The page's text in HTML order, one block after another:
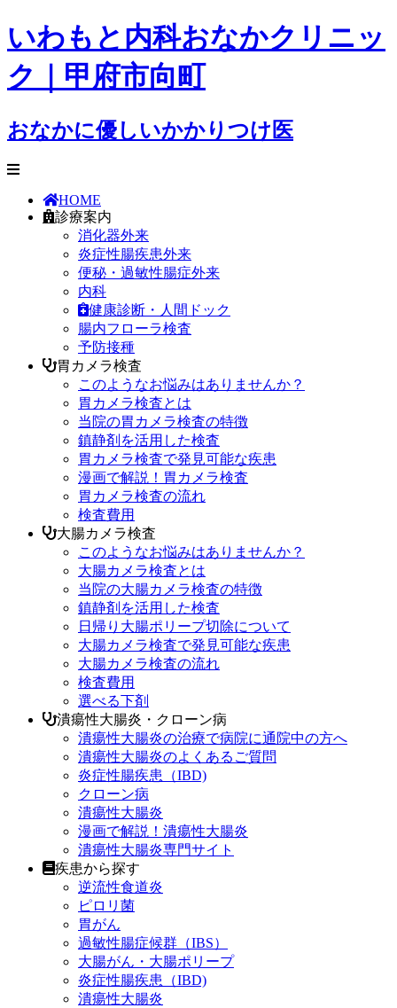
いわもと内科おなかクリニッ
ク｜甲府市向町
おなかに優しいかかりつけ医
HOME
診療案内
消化器外来
炎症性腸疾患外来
便秘・過敏性腸症外来
内科
健康診断・人間ドック
腸内フローラ検査
予防接種
胃カメラ検査
このようなお悩みはありませんか？
胃カメラ検査とは
当院の胃カメラ検査の特徴
鎮静剤を活用した検査
胃カメラ検査で発見可能な疾患
漫画で解説！胃カメラ検査
胃カメラ検査の流れ
検査費用
大腸カメラ検査
このようなお悩みはありませんか？
大腸カメラ検査とは
当院の大腸カメラ検査の特徴
鎮静剤を活用した検査
日帰り大腸ポリープ切除について
大腸カメラ検査で発見可能な疾患
大腸カメラ検査の流れ
検査費用
選べる下剤
潰瘍性大腸炎・クローン病
潰瘍性大腸炎の治療で病院に通院中の方へ
潰瘍性大腸炎のよくあるご質問
炎症性腸疾患（IBD)
クローン病
潰瘍性大腸炎
漫画で解説！潰瘍性大腸炎
潰瘍性大腸炎専門サイト
疾患から探す
逆流性食道炎
ピロリ菌
胃がん
過敏性腸症候群（IBS）
大腸がん・大腸ポリープ
炎症性腸疾患（IBD)
潰瘍性大腸炎